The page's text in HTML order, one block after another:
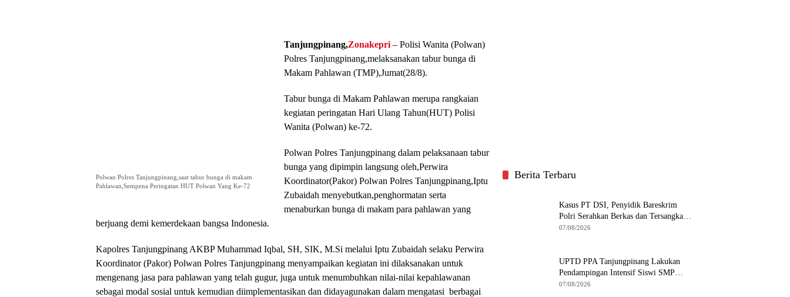
Polwan Polres Tanjungpinang,saat tabur bunga di makam
Pahlawan,Sempena Peringatan HUT Polwan Yang Ke-72
Tanjungpinang,Zonakepri – Polisi Wanita (Polwan)
Polres Tanjungpinang,melaksanakan tabur bunga di
Makam Pahlawan (TMP),Jumat(28/8).
Tabur bunga di Makam Pahlawan merupa rangkaian
kegiatan peringatan Hari Ulang Tahun(HUT) Polisi
Wanita (Polwan) ke-72.
Polwan Polres Tanjungpinang dalam pelaksanaan tabur
bunga yang dipimpin langsung oleh,Perwira
Koordinator(Pakor) Polwan Polres Tanjungpinang,Iptu
Zubaidah menyebutkan,penghormatan serta
menaburkan bunga di makam para pahlawan yang
berjuang demi kemerdekaan bangsa Indonesia.
Kapolres Tanjungpinang AKBP Muhammad Iqbal, SH, SIK, M.Si melalui Iptu Zubaidah selaku Perwira
Koordinator (Pakor) Polwan Polres Tanjungpinang menyampaikan kegiatan ini dilaksanakan untuk
mengenang jasa para pahlawan yang telah gugur, juga untuk menumbuhkan nilai-nilai kepahlawanan
sebagai modal sosial untuk kemudian diimplementasikan dan didayagunakan dalam mengatasi berbagai
Berita Terbaru
Kasus PT DSI, Penyidik Bareskrim
Polri Serahkan Berkas dan Tersangka
AS ke Kejari Depok
07/08/2026
UPTD PPA Tanjungpinang Lakukan
Pendampingan Intensif Siswi SMP
Korban Asusila
07/08/2026